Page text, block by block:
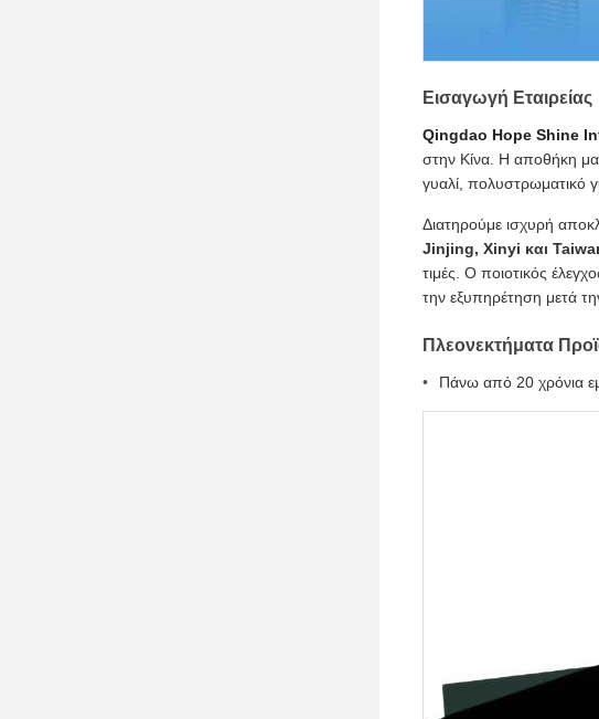
Εισαγωγή Εταιρείας
Qingdao Hope Shine
στην Κίνα. Η αποθήκη
γυαλί, πολυστρωματικό
Διατηρούμε ισχυρή
Jinjing, Xinyi και
τιμές. Ο ποιοτικός
την εξυπηρέτηση μετά
Πλεονεκτήματα
Πάνω από 20 χρόνια